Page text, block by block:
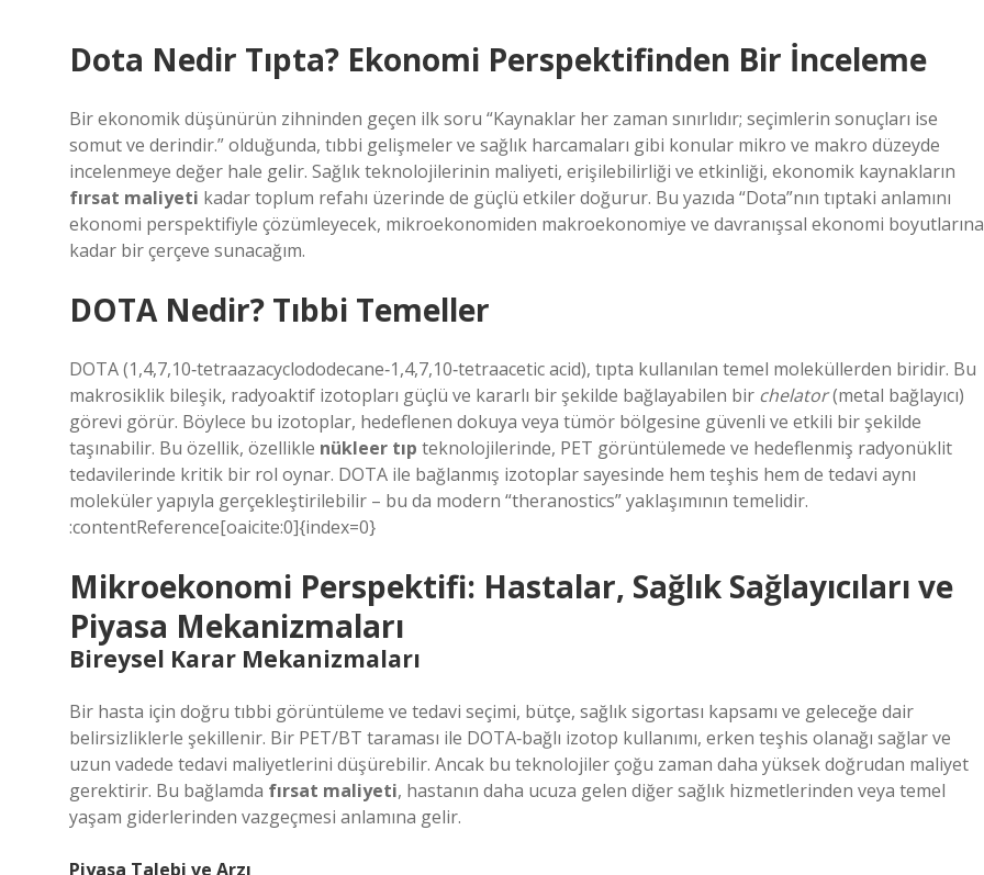
Dota Nedir Tıpta? Ekonomi Perspektifinden Bir İnceleme
Bir ekonomik düşünürün zihninden geçen ilk soru “Kaynaklar her zaman sınırlıdır; seçimlerin sonuçları ise
somut ve derindir.” olduğunda, tıbbi gelişmeler ve sağlık harcamaları gibi konular mikro ve makro düzeyde
incelenmeye değer hale gelir. Sağlık teknolojilerinin maliyeti, erişilebilirliği ve etkinliği, ekonomik kaynakların
fırsat maliyeti kadar toplum refahı üzerinde de güçlü etkiler doğurur. Bu yazıda “Dota”nın tıptaki anlamını
ekonomi perspektifiyle çözümleyecek, mikroekonomiden makroekonomiye ve davranışsal ekonomi boyutlarına
kadar bir çerçeve sunacağım.
DOTA Nedir? Tıbbi Temeller
DOTA (1,4,7,10‑tetraazacyclododecane‑1,4,7,10‑tetraacetic acid), tıpta kullanılan temel moleküllerden biridir. Bu
makrosiklik bileşik, radyoaktif izotopları güçlü ve kararlı bir şekilde bağlayabilen bir chelator(metal bağlayıcı)
görevi görür. Böylece bu izotoplar, hedeflenen dokuya veya tümör bölgesine güvenli ve etkili bir şekilde
taşınabilir. Bu özellik, özellikle nükleer tıp teknolojilerinde, PET görüntülemede ve hedeflenmiş radyonüklit
tedavilerinde kritik bir rol oynar. DOTA ile bağlanmış izotoplar sayesinde hem teşhis hem de tedavi aynı
moleküler yapıyla gerçekleştirilebilir – bu da modern “theranostics” yaklaşımının temelidir.
:contentReference[oaicite:0]{index=0}
Mikroekonomi Perspektifi: Hastalar, Sağlık Sağlayıcıları ve
Piyasa Mekanizmaları
Bireysel Karar Mekanizmaları
Bir hasta için doğru tıbbi görüntüleme ve tedavi seçimi, bütçe, sağlık sigortası kapsamı ve geleceğe dair
belirsizliklerle şekillenir. Bir PET/BT taraması ile DOTA‑bağlı izotop kullanımı, erken teşhis olanağı sağlar ve
uzun vadede tedavi maliyetlerini düşürebilir. Ancak bu teknolojiler çoğu zaman daha yüksek doğrudan maliyet
gerektirir. Bu bağlamda fırsat maliyeti, hastanın daha ucuza gelen diğer sağlık hizmetlerinden veya temel
yaşam giderlerinden vazgeçmesi anlamına gelir.
Piyasa Talebi ve Arzı